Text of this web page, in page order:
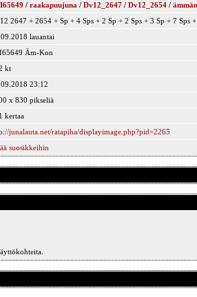
/ raakapuujuna / Dv12_2647 / Dv12_2654 /
2647 + 2654 + Sp + 4 Sps + 2 Sp + 2 Sps + 3 Sp + 7 Sps +
lauantai
Äm-Kon
kt
23:12
x 830 pikseliä
kertaa
junalauta.net/ratapiha/displayimage.php?pid=2265
suosikkeihin